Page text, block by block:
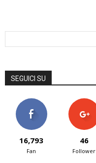
SEGUICI SU
16,793
Fan
46
Follower